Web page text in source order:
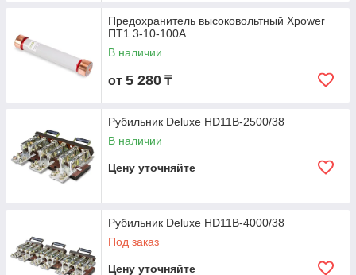
Предохранитель высоковольтный Xpower
ПT1.3-10-100A
В наличии
от 5 280 ₸
Рубильник Deluxe HD11B-2500/38
В наличии
Цену уточняйте
Рубильник Deluxe HD11B-4000/38
Под заказ
Цену уточняйте